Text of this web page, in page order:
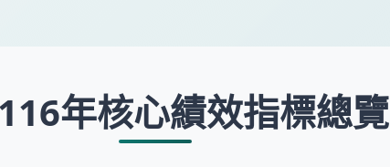
年核心績效指標總覽